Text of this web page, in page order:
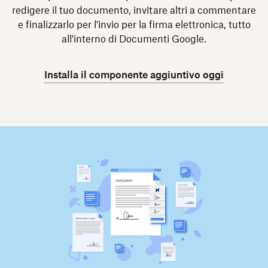
redigere il tuo documento, invitare altri a commentare
e finalizzarlo per l'invio per la firma elettronica, tutto
all'interno di Documenti Google.
Installa il componente aggiuntivo oggi